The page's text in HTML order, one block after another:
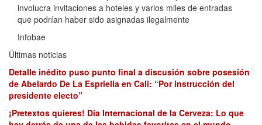
involucra invitaciones a hoteles y varios miles de entradas
que podrían haber sido asignadas ilegalmente
Infobae
Últimas noticias
Detalle inédito puso punto final a discusión sobre posesión
de Abelardo De La Espriella en Cali: “Por instrucción del
presidente electo”
¡Pretextos quieres! Día Internacional de la Cerveza: Lo que